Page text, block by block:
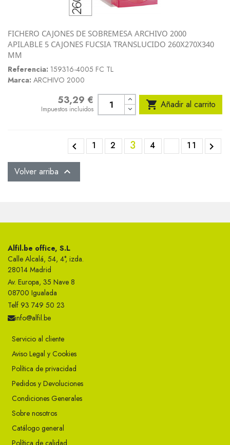
FICHERO CAJONES DE SOBREMESA ARCHIVO 2000
APILABLE 5 CAJONES FUCSIA TRANSLUCIDO 260X270X340
MM
Referencia: 159316-4005 FC TL
Marca: ARCHIVO 2000
Precio53,29 €
Impuestos incluidos  Añadir al carrito
 1 2 3 4 11 
Volver arriba 
Alfil.be office, S.L
Calle Alcalá, 54, 4°, izda.
28014 Madrid
Av. Europa, 35 Nave 8
08700 Igualada
Telf 93 749 50 23
info@alfil.be
Servicio al cliente
Aviso Legal y Cookies
Política de privacidad
Pedidos y Devoluciones
Condiciones Generales
Sobre nosotros
Catálogo general
Política de calidad